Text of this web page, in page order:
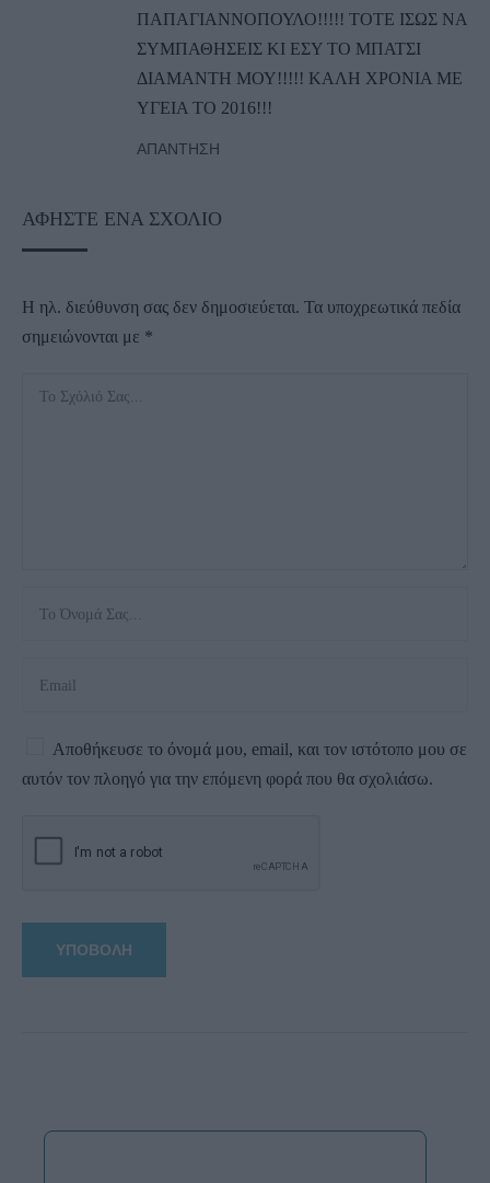
ΠΑΠΑΓΙΑΝΝΟΠΟΥΛΟ!!!!! ΤΟΤΕ ΙΣΩΣ ΝΑ
ΣΥΜΠΑΘΗΣΕΙΣ ΚΙ ΕΣΥ ΤΟ ΜΠΑΤΣΙ
ΔΙΑΜΑΝΤΗ ΜΟΥ!!!!! ΚΑΛΗ ΧΡΟΝΙΑ ΜΕ
ΥΓΕΙΑ ΤΟ 2016!!!
ΑΠΆΝΤΗΣΗ
ΑΦΉΣΤΕ ΈΝΑ ΣΧΌΛΙΟ
Η ηλ. διεύθυνση σας δεν δημοσιεύεται. Τα υποχρεωτικά πεδία
σημειώνονται με *
Αποθήκευσε το όνομά μου, email, και τον ιστότοπο μου σε
αυτόν τον πλοηγό για την επόμενη φορά που θα σχολιάσω.